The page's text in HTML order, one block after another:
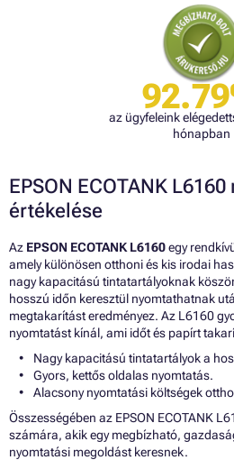
az ügyfeleink
hónapban
EPSON ECOTANK
értékelése
Az EPSON ECOTANK L6160egy
amely különösen otthoni és kis irodai
nagy kapacitású tintatartályoknak
hosszú időn keresztül nyomtathatnak
megtakarítást eredményez. Az L6160
nyomtatást kínál, ami időt és papírt
Nagy kapacitású tintatartályok a
Gyors, kettős oldalas nyomtatás.
Alacsony nyomtatási költségek
Összességében az EPSON ECOTANK
számára, akik egy megbízható,
nyomtatási megoldást keresnek.